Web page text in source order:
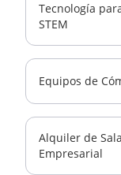
Tecnología
STEM
Equipos de
Alquiler de
Empresarial